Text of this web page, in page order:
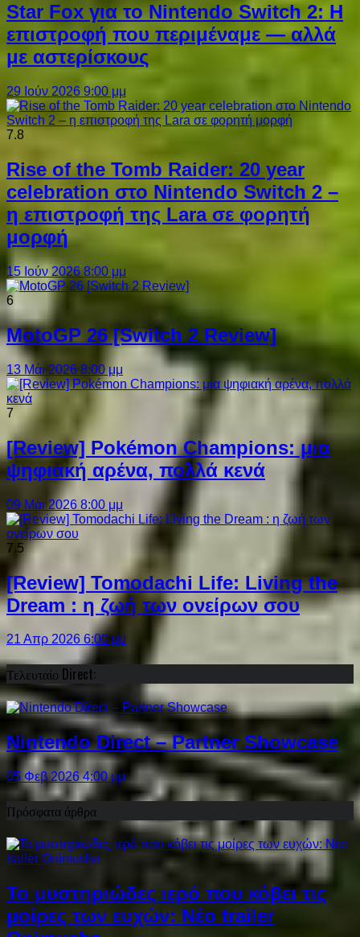
Star Fox για το Nintendo Switch 2: Η
επιστροφή που περιμέναμε — αλλά
με αστερίσκους
29 Ιούν 2026 9:00 μμ
7.8
Rise of the Tomb Raider: 20 year
celebration στο Nintendo Switch 2 –
η επιστροφή της Lara σε φορητή
μορφή
15 Ιούν 2026 8:00 μμ
6
MotoGP 26 [Switch 2 Review]
13 Μάι 2026 8:00 μμ
7
[Review] Pokémon Champions: μια
ψηφιακή αρένα, πολλά κενά
09 Μάι 2026 8:00 μμ
7.5
[Review] Tomodachi Life: Living the
Dream : η ζωή των ονείρων σου
21 Απρ 2026 6:00 μμ
Τελευταίο Direct:
Nintendo Direct – Partner Showcase
05 Φεβ 2026 4:00 μμ
Πρόσφατα άρθρα
Το μυστηριώδες ιερό που κόβει τις
μοίρες των ευχών: Νέο trailer